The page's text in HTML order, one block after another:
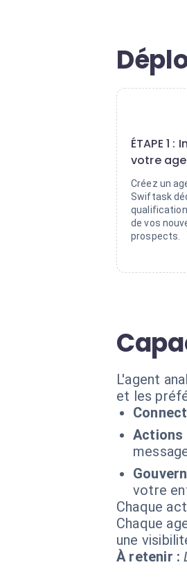
ÉTAPE 1 :
votre
Créez un
Swiftask
de vos
prospects.
L'agent
et les
Actions
votre
Chaque
Chaque
une
À retenir :